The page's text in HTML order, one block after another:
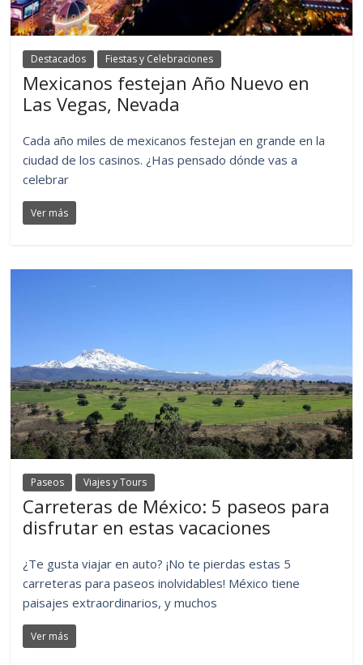
Destacados Fiestas y Celebraciones
Mexicanos festejan Año Nuevo en
Las Vegas, Nevada
Cada año miles de mexicanos festejan en grande en la
ciudad de los casinos. ¿Has pensado dónde vas a
celebrar
Ver más
Paseos Viajes y Tours
Carreteras de México: 5 paseos para
disfrutar en estas vacaciones
¿Te gusta viajar en auto? ¡No te pierdas estas 5
carreteras para paseos inolvidables! México tiene
paisajes extraordinarios, y muchos
Ver más